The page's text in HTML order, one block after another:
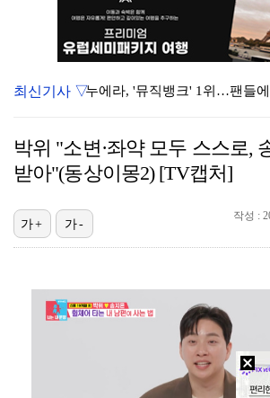
'1라운드 115위' 김민별, 2라
최신기사 ▽
박위 "소변·좌약 모두 스스로,
받아"(동상이몽2) [TV캡처]
작성 :
가+ 가-